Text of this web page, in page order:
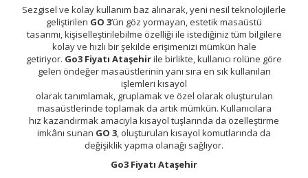
Sezgisel ve kolay kullanım baz alınarak, yeni nesil teknolojilerle
geliştirilen GO 3’ün göz yormayan, estetik masaüstü
tasarımı, kişiselleştirilebilme özelliği ile istediğiniz tüm bilgilere
kolay ve hızlı bir şekilde erişimenizi mümkün hale
getiriyor. Go3 Fiyatı Ataşehirile birlikte, kullanıcı rolüne göre
gelen öndeğer masaüstlerinin yanı sıra en sık kullanılan
işlemleri kısayol
olarak tanımlamak, gruplamak ve özel olarak oluşturulan
masaüstlerinde toplamak da artık mümkün. Kullanıcılara
hız kazandırmak amacıyla kısayol tuşlarında da özelleştirme
imkânı sunan GO 3, oluşturulan kısayol komutlarında da
değişiklik yapma olanağı sağlıyor.
Go3 Fiyatı Ataşehir